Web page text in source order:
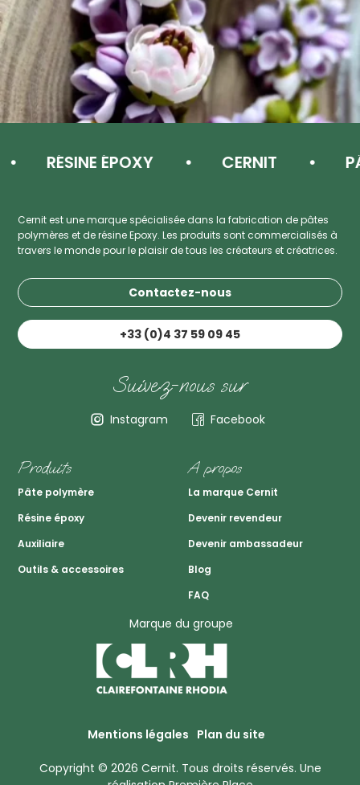
RÉSINE ÉPOXY CERNIT
Cernit est une marque spécialisée dans la fabrication de pâtes
polymères et de résine Epoxy. Les produits sont commercialisés à
travers le monde pour le plaisir de tous les créateurs et créatrices.
Contactez-nous
+33 (0)4 37 59 09 45
Suivez-nous sur
Instagram Facebook
Produits
Pâte polymère
Résine époxy
Auxiliaire
Outils & accessoires
A propos
La marque Cernit
Devenir revendeur
Devenir ambassadeur
Blog
FAQ
Marque du groupe
Mentions légales Plan du site
Copyright © 2026 Cernit. Tous droits réservés. Une